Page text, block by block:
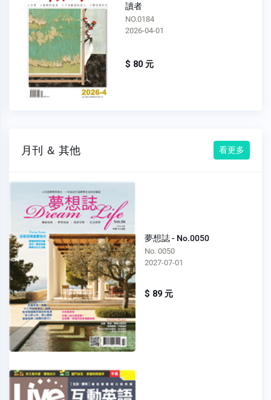
讀者
NO.0184
2026-04-01
$ 80 元
月刊 ＆ 其他 看更多
夢想誌 - No.0050
No. 0050
2027-07-01
$ 89 元